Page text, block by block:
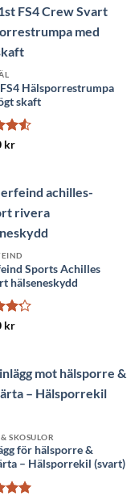
Hälsporrestrumpa
skaft
kr
Sports Achilles
hälseneskydd
kr
SKOSULOR
för hälsporre &
– Hälsporrekil (svart)